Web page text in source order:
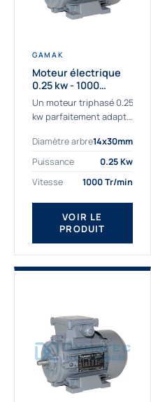
GAMAK
Moteur électrique
0.25 kw - 1000
Tr/min - 230/400V -
IE2
Un moteur triphasé 0.25
kw parfaitement adapté
sévères. Notre
important stock de
permet de livrer
rapidement tous types
de moteurs.
Ce moteur...
Diamètre arbre14x30mm
Puissance
0.25 Kw
Vitesse
1000 Tr/min
VOIR LE
PRODUIT